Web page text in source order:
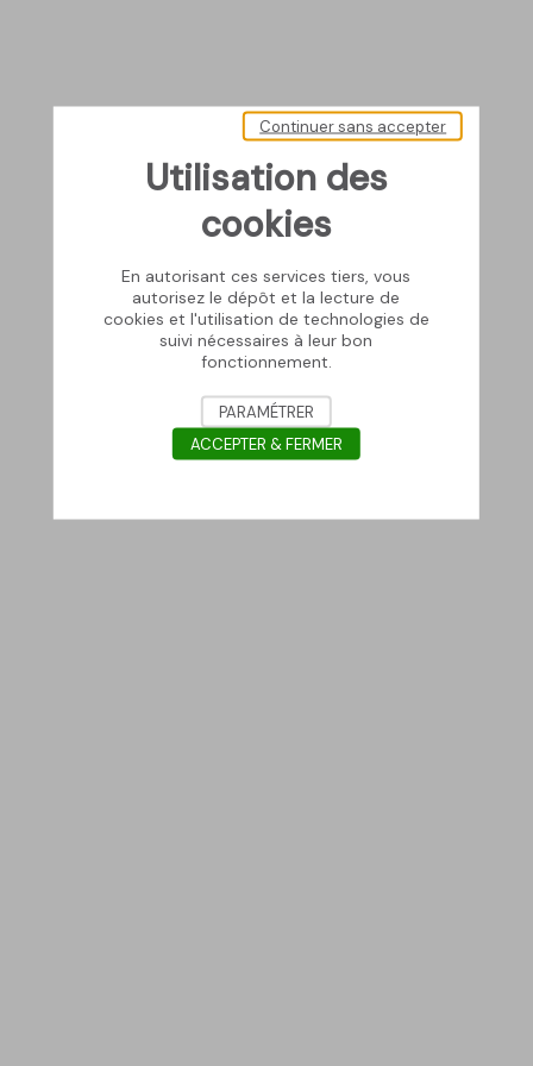
Utilisation des
cookies
En autorisant ces services tiers, vous
autorisez le dépôt et la lecture de
cookies et l'utilisation de technologies de
suivi nécessaires à leur bon
fonctionnement.
Continuer sans accepter
PARAMÉTRER
ACCEPTER & FERMER